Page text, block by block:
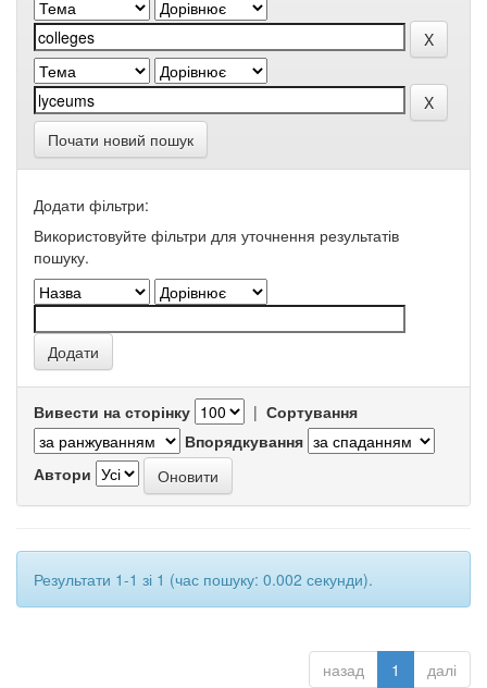
Почати новий пошук
Додати фільтри:
Використовуйте фільтри для уточнення результатів
пошуку.
Вивести на сторінку | Сортування
Впорядкування
Автори
Результати 1-1 зі 1 (час пошуку: 0.002 секунди).
назад 1 далі